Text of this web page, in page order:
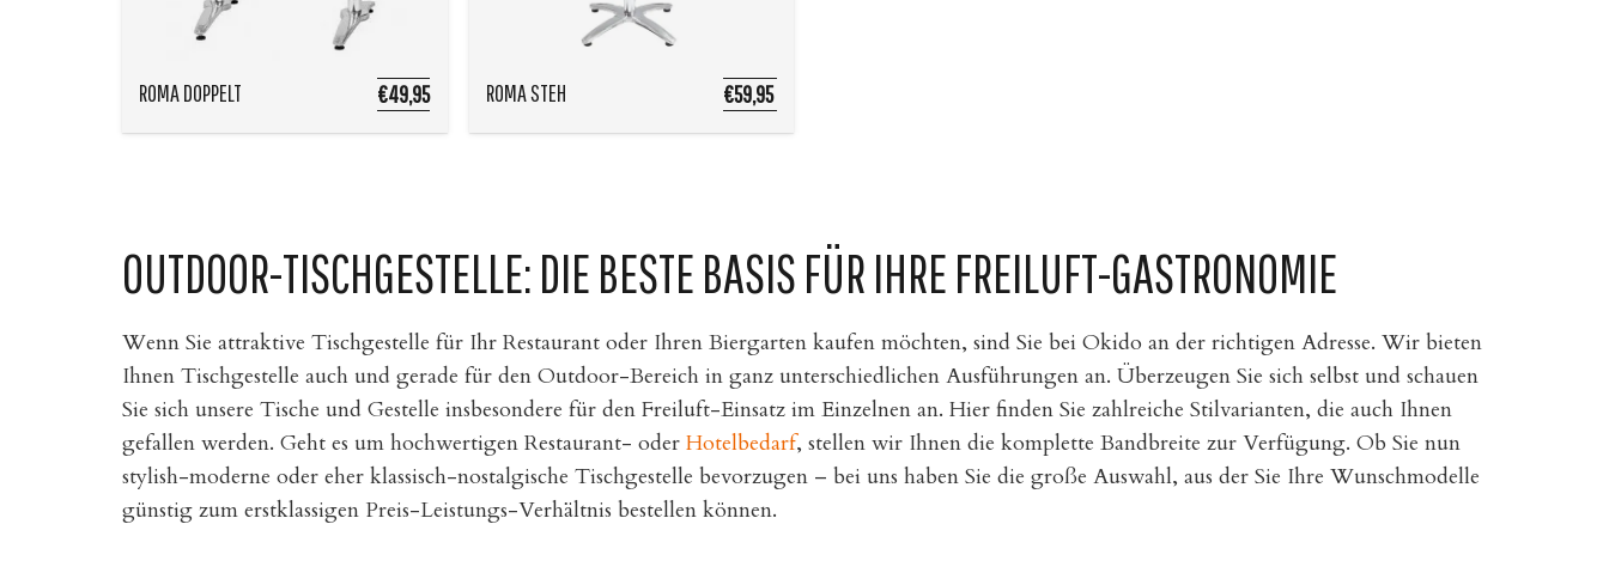
ROMA DOPPELT €49,95 ROMA STEH €59,95
OUTDOOR-TISCHGESTELLE: DIE BESTE BASIS FÜR IHRE FREILUFT-GASTRONOMIE
Wenn Sie attraktive Tischgestelle für Ihr Restaurant oder Ihren Biergarten kaufen möchten, sind Sie bei Okido an der richtigen Adresse. Wir bieten
Ihnen Tischgestelle auch und gerade für den Outdoor-Bereich in ganz unterschiedlichen Ausführungen an. Überzeugen Sie sich selbst und schauen
Sie sich unsere Tische und Gestelle insbesondere für den Freiluft-Einsatz im Einzelnen an. Hier finden Sie zahlreiche Stilvarianten, die auch Ihnen
gefallen werden. Geht es um hochwertigen Restaurant- oder Hotelbedarf, stellen wir Ihnen die komplette Bandbreite zur Verfügung. Ob Sie nun
stylish-moderne oder eher klassisch-nostalgische Tischgestelle bevorzugen – bei uns haben Sie die große Auswahl, aus der Sie Ihre Wunschmodelle
günstig zum erstklassigen Preis-Leistungs-Verhältnis bestellen können.